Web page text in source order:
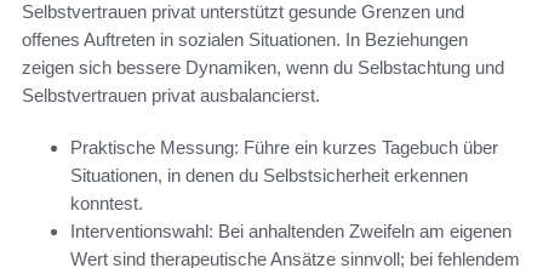
Selbstvertrauen privat unterstützt gesunde Grenzen und
offenes Auftreten in sozialen Situationen. In Beziehungen
zeigen sich bessere Dynamiken, wenn du Selbstachtung und
Selbstvertrauen privat ausbalancierst.
Praktische Messung: Führe ein kurzes Tagebuch über
Situationen, in denen du Selbstsicherheit erkennen
konntest.
Interventionswahl: Bei anhaltenden Zweifeln am eigenen
Wert sind therapeutische Ansätze sinnvoll; bei fehlendem